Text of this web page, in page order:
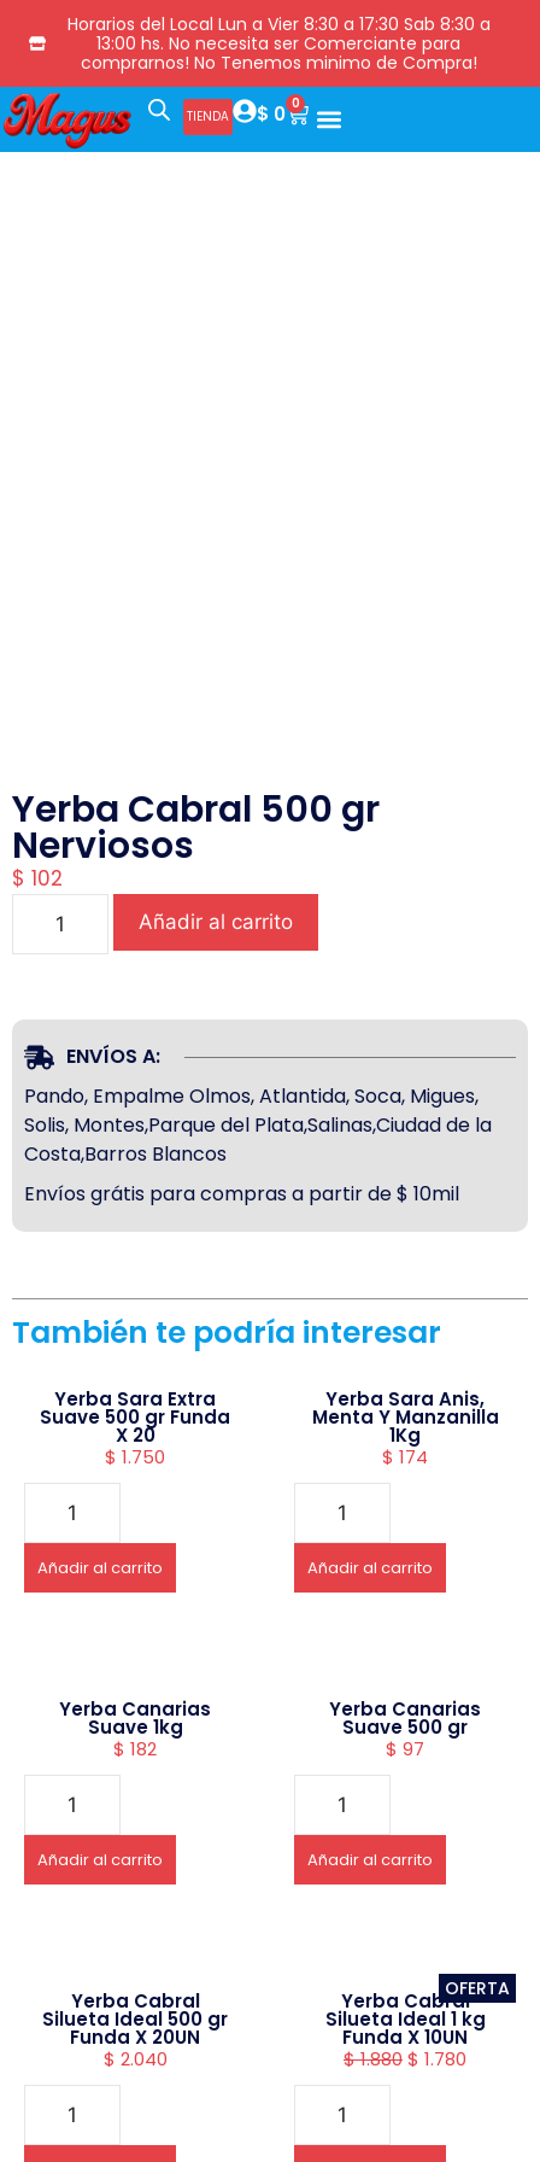
Horarios del Local Lun a Vier 8:30 a 17:30 Sab 8:30 a
13:00 hs. No necesita ser Comerciante para
comprarnos! No Tenemos minimo de Compra!
TIENDA $ 0 0
Yerba Cabral 500 gr
Nerviosos
$ 102
Añadir al carrito
ENVÍOS A:
Pando, Empalme Olmos, Atlantida, Soca, Migues,
Solis, Montes,Parque del Plata,Salinas,Ciudad de la
Costa,Barros Blancos
Envíos grátis para compras a partir de $ 10mil
También te podría interesar
Yerba Sara Extra
Suave 500 gr Funda
X 20
$ 1.750
Añadir al carrito
Yerba Sara Anis,
Menta Y Manzanilla
1Kg
$ 174
Añadir al carrito
Yerba Canarias
Suave 1kg
$ 182
Añadir al carrito
Yerba Canarias
Suave 500 gr
$ 97
Añadir al carrito
Yerba Cabral
Silueta Ideal 500 gr
Funda X 20UN
$ 2.040
OFERTA
Yerba Cabral
Silueta Ideal 1 kg
Funda X 10UN
$1.880$ 1.780